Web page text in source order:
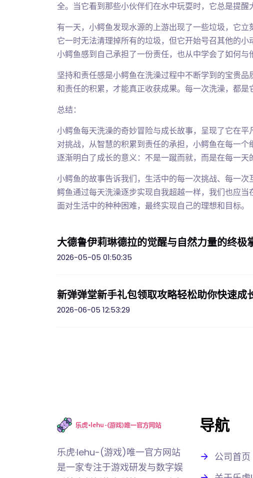
全。当它看到那些小伙伴们在水中玩耍时，它总是提醒
有一天，小鳄鱼发现水源的上游出现了一些垃圾，它
它一时无法清理掉所有的垃圾，但它开始号召其他的小
小鳄鱼感到自己承担了一份责任，也从中学会了如何与
坚持和责任感是小鳄鱼在洗澡过程中不断学到的宝贵
和责任的积累，才能真正收获成果。每一次洗澡，都是
总结：
小鳄鱼每天洗澡的奇妙冒险与成长故事，呈现了它在
对挑战，从智慧的积累到责任的承担，小鳄鱼在每一
逐渐明白了成长的意义：不是一蹴而就，而是在每一天
小鳄鱼的故事告诉我们，生活中的每一次挑战、每一
鳄鱼通过每天洗澡逐步实现自我超越一样，我们也应
面对生活中的种种困难，最终实现自己的理想和目标。
大德鲁伊莉琳德拉的觉醒与自然力量的终极
2026-05-05 01:50:35
新弹弹堂新手礼包领取攻略轻松助你快速成
2026-06-05 12:53:29
乐虎·lehu-(游戏)唯一官方网站
是一家专注于游戏研发与数字娱
导航
公司首页